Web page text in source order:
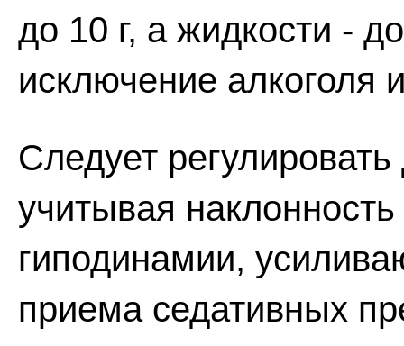
до 10 г, а жидкости -
исключение алкоголя
Следует
учитывая
гиподинамии,
приема седативных